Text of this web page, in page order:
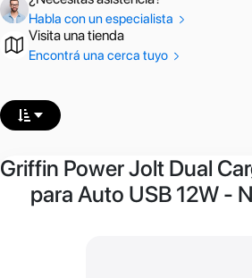
Habla con un especialista
Visita una tienda
Encontrá una cerca tuyo
Griffin Power Jolt Dual
para Auto USB 12W -